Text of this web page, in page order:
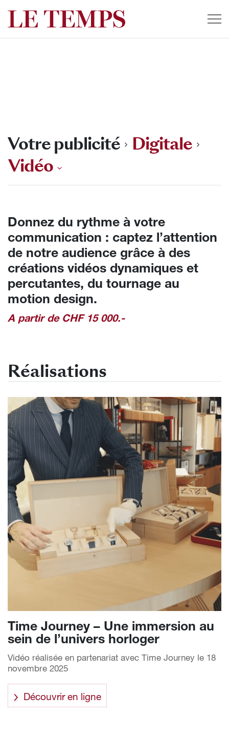
Votre publicité Digitale
Vidéo
Donnez du rythme à votre
communication : captez l’attention
de notre audience grâce à des
créations vidéos dynamiques et
percutantes, du tournage au
motion design.
A partir de CHF 15 000.-
Réalisations
Time Journey – Une immersion au
sein de l’univers horloger
Vidéo réalisée en partenariat avec Time Journey le 18
novembre 2025
Découvrir en ligne